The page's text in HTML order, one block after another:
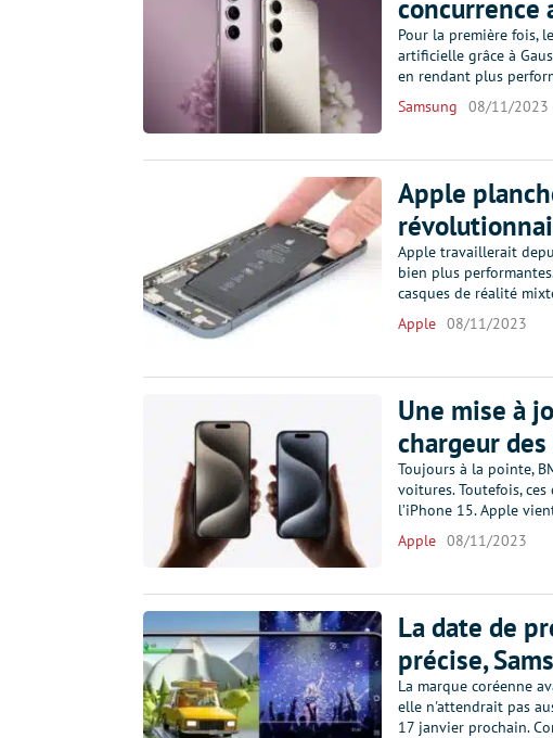
concurrence
Pour la première fois,
artificielle grâce à
en rendant plus
Samsung
08/11/2023
Apple
Apple travaillerait
bien plus
casques de réalité
Apple 08/11/2023
Une mise à
chargeur
Toujours à la pointe,
voitures. Toutefois,
l’iPhone 15. Apple
Apple 08/11/2023
La date de
précise,
La marque coréenne
elle n'attendrait pas
17 janvier prochain.